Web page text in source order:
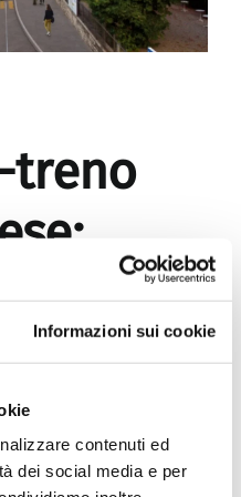
Informazioni sui cookie
contenuti ed
dei social media e per
treno
del territorio
della Rete tram-